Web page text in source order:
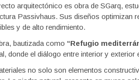
arquitectónico es obra de SGarq,
Passivhaus. Sus diseños optimizan
y de alto rendimiento.
bautizada como “Refugio
donde el diálogo entre interior y exterior
no solo son elementos